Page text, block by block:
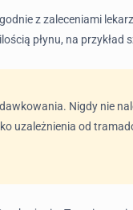
z zaleceniami
płynu, na
Nigdy nie
uzależnienia od